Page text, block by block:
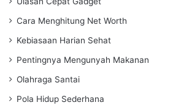
Cara Menghitung Net Worth
Kebiasaan Harian Sehat
Pentingnya Mengunyah Makanan
Olahraga Santai
Pola Hidup Sederhana